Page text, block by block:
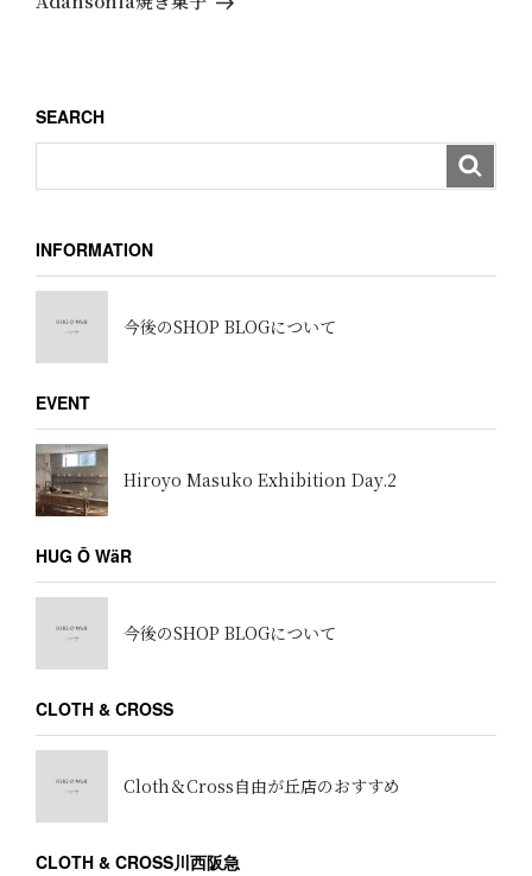
ン
SEARCH
INFORMATION
今後のSHOP BLOGについて
EVENT
Hiroyo Masuko Exhibition Day.2
HUG Ō WäR
今後のSHOP BLOGについて
CLOTH & CROSS
Cloth＆Cross自由が丘店のおすすめ
CLOTH & CROSS川西阪急